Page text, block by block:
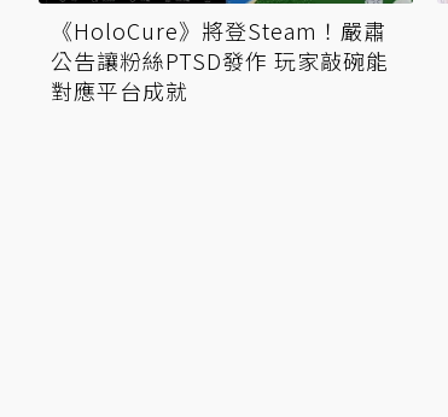
《HoloCure》將登Steam！嚴肅
公告讓粉絲PTSD發作 玩家敲碗能
對應平台成就